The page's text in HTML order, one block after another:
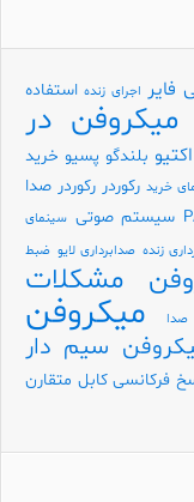
فایر اجرای زنده استفاده
میکروفن در
بلندگو پسیو خرید
خرید رکوردر رکوردر صدا
سیستم صوتی سینمای
زنده صدابرداری لایو ضبط
مشکلات
میکروفن
سیم دار
فرکانسی کابل متقارن